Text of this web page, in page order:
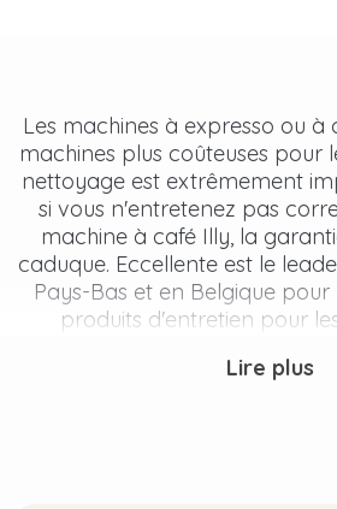
Les machines à expresso ou à
machines plus coûteuses pour
nettoyage est extrêmement
si vous n'entretenez pas
machine à café Illy, la
caduque. Eccellente est le
Pays-Bas et en Belgique
produits d'entretien pour
stock en grande quantité et
Lire plus